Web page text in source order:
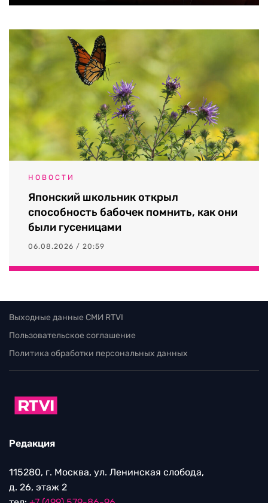
НОВОСТИ
Японский школьник открыл
способность бабочек помнить, как они
были гусеницами
06.08.2026 / 20:59
Выходные данные СМИ RTVI
Пользовательское соглашение
Политика обработки персональных данных
Редакция
115280, г. Москва, ул. Ленинская слобода,
д. 26, этаж 2